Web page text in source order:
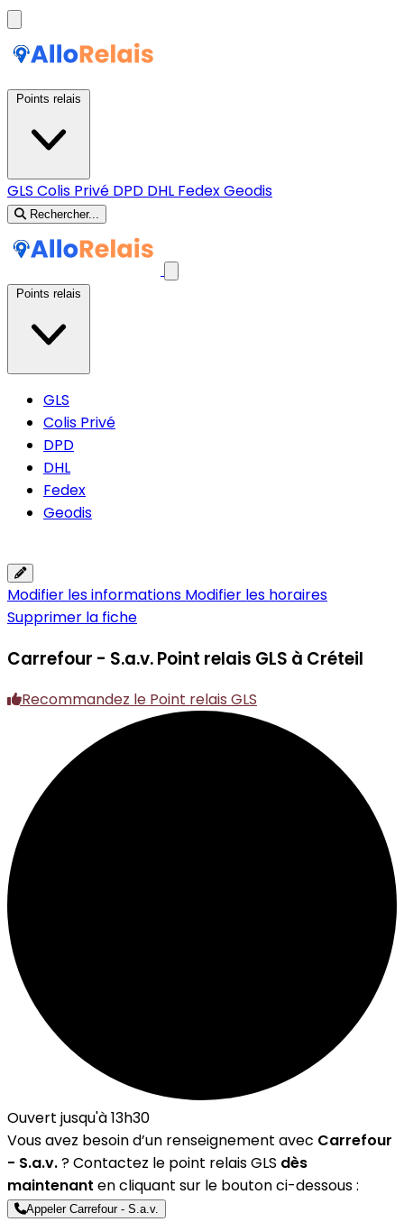
GLS Colis Privé DPD DHL FedexGeodis
Rechercher...
GLS
Colis Privé
DPD
DHL
Fedex
Geodis
Modifier les informations Modifier les horaires
Supprimer la fiche
Carrefour - S.a.v.Point relais GLS à Créteil
Recommandez le Point relais GLS
Ouvert jusqu'à 13h30
Vous avez besoin d’un renseignement avec Carrefour
- S.a.v.? Contactez le point relais GLS dès
maintenant en cliquant sur le bouton ci-dessous :
Appeler Carrefour - S.a.v.